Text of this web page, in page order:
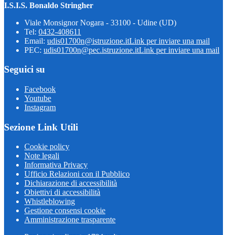
I.S.I.S. Bonaldo Stringher
Viale Monsignor Nogara - 33100 - Udine (UD)
Tel: 0432-408611
Email: udis01700n@istruzione.itLink per inviare una mail
PEC: udis01700n@pec.istruzione.itLink per inviare una mail
Seguici su
Facebook
Youtube
Instagram
Sezione Link Utili
Cookie policy
Note legali
Informativa Privacy
Ufficio Relazioni con il Pubblico
Dichiarazione di accessibilità
Obiettivi di accessibilità
Whistleblowing
Gestione consensi cookie
Amministrazione trasparente